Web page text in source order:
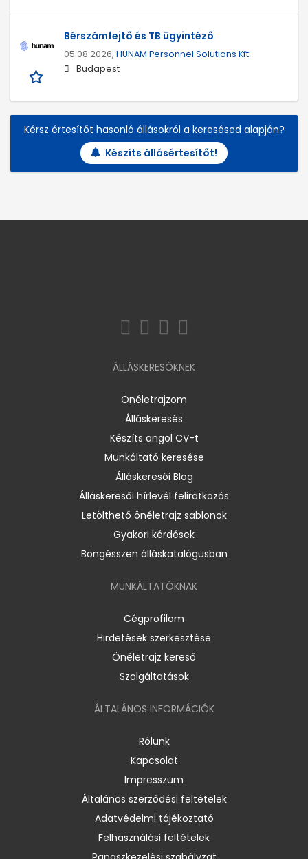
Bérszámfejtő és TB ügyintéző
05.08.2026, HUNAM Personnel Solutions Kft.
Budapest
Kérsz értesítőt hasonló állásokról a keresésed alapján?
Készíts állásértesítőt!
ÁLLÁSKERESŐKNEK
Önéletrajzom
Álláskeresés
Készíts angol CV-t
Munkáltató keresése
Álláskeresői Blog
Álláskeresői hírlevél feliratkozás
Letölthető önéletrajz sablonok
Gyakori kérdések
Böngésszen álláskatalógusban
MUNKÁLTATÓKNAK
Cégprofilom
Hirdetések szerkesztése
Önéletrajz kereső
Szolgáltatások
ÁLTALÁNOS INFORMÁCIÓK
Rólunk
Kapcsolat
Impresszum
Általános szerződési feltételek
Adatvédelmi tájékoztató
Felhasználási feltételek